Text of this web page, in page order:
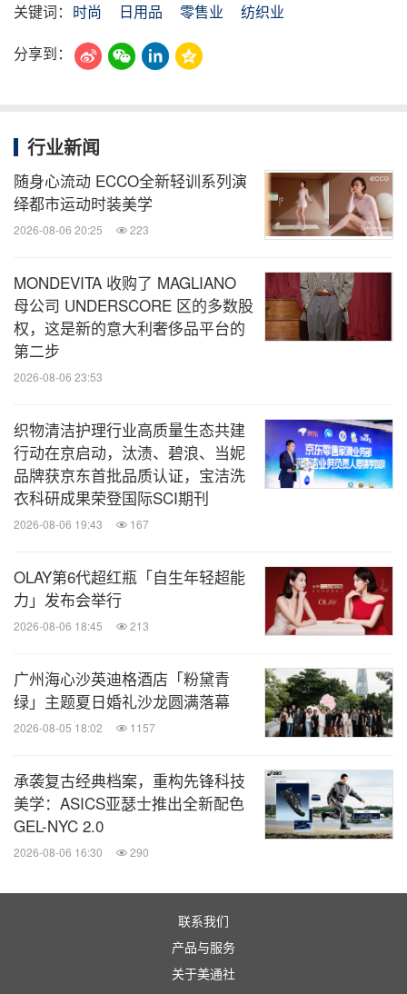
关键词： 时尚 日用品 零售业
纺织业
分享到：
行业新闻
随身心流动 ECCO全新轻训系列演
绎都市运动时装美学
2026-08-06 20:25 223
MONDEVITA 收购了 MAGLIANO
母公司 UNDERSCORE 区的多数股
权，这是新的意大利奢侈品平台的
第二步
2026-08-06 23:53
织物清洁护理行业高质量生态共建
行动在京启动，汰渍、碧浪、当妮
品牌获京东首批品质认证，宝洁洗
衣科研成果荣登国际SCI期刊
2026-08-06 19:43 167
OLAY第6代超红瓶「自生年轻超能
力」发布会举行
2026-08-06 18:45 213
广州海心沙英迪格酒店「粉黛青
绿」主题夏日婚礼沙龙圆满落幕
2026-08-05 18:02 1157
承袭复古经典档案，重构先锋科技
美学：ASICS亚瑟士推出全新配色
GEL-NYC 2.0
2026-08-06 16:30 290
联系我们
产品与服务
关于美通社